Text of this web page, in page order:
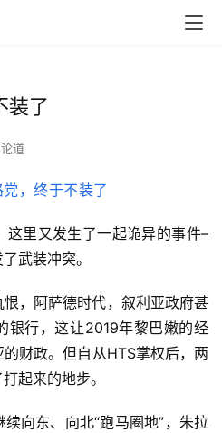
装了
道
这里又发生了一起诡异的事件–
武装冲突。
，阿萨德时代，叙利亚政府甚
银行，这让2019年黎巴嫩的经
财政。但自从HTS掌权后，两
起来的地步。
向东、向北“跑马圈地”，朱拉